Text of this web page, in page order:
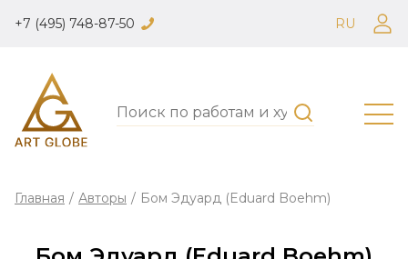
+7 (495) 748-87-50 RU
Главная / Авторы / Бом Эдуард (Eduard Boehm)